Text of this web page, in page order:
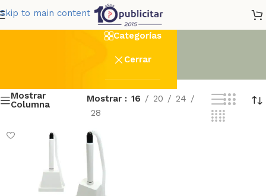
Skip to main content resorte
Categorías
Cerrar
Mostrar
Columna
Mostrar 16 20
24
28